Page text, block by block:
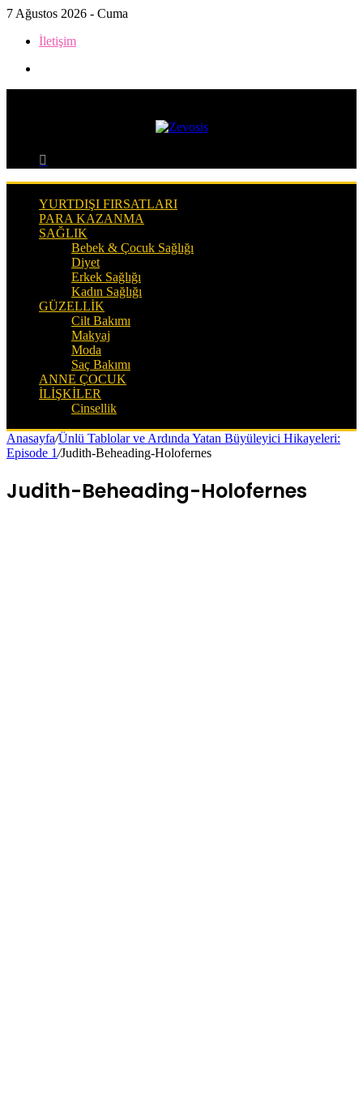
7 Ağustos 2026 - Cuma
İletişim
yap
...
YURTDIŞI FIRSATLARI
PARA KAZANMA
SAĞLIK
Bebek & Çocuk Sağlığı
Diyet
Erkek Sağlığı
Kadın Sağlığı
GÜZELLIK
Cilt Bakımı
Makyaj
Moda
Saç Bakımı
ANNE ÇOCUK
İLIŞKILER
Cinsellik
Anasayfa/Ünlü Tablolar ve Ardında Yatan Büyüleyici Hikayeleri:
Episode 1/Judith-Beheading-Holofernes
Judith-Beheading-Holofernes